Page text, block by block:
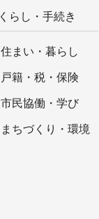
くらし・手続き
住まい・暮らし
戸籍・税・保険
市民協働・学び
まちづくり・環境